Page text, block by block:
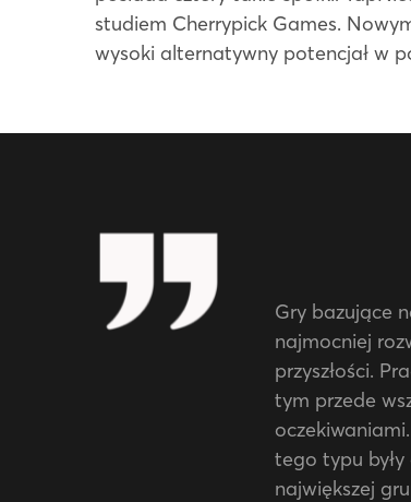
studiem Cherrypick Games.
wysoki alternatywny potencjał w
Gry bazujące
najmocniej
przyszłości.
tym przede
tego typu
największej